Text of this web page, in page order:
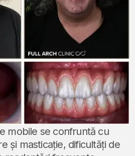
mobile se confruntă cu
și masticație, dificultăți de